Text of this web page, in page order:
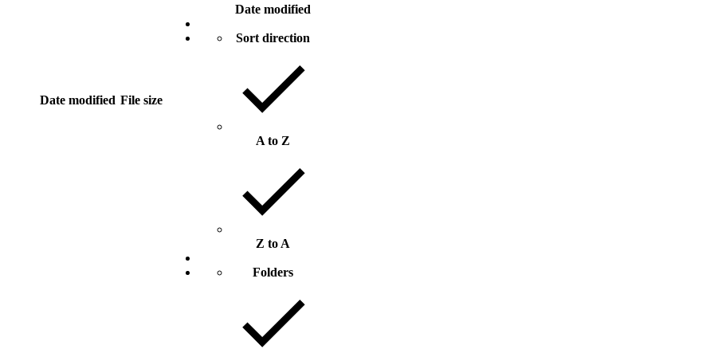
Date modified File size
Date modified
Sort direction
A to Z
Z to A
Folders